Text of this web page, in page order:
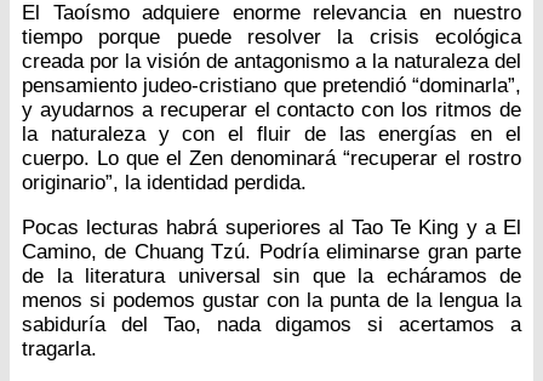
El Taoísmo adquiere enorme relevancia en nuestro
tiempo porque puede resolver la crisis ecológica
creada por la visión de antagonismo a la naturaleza del
pensamiento judeo-cristiano que pretendió “dominarla”,
y ayudarnos a recuperar el contacto con los ritmos de
la naturaleza y con el fluir de las energías en el
cuerpo. Lo que el Zen denominará “recuperar el rostro
originario”, la identidad perdida.
Pocas lecturas habrá superiores al Tao Te King y a El
Camino, de Chuang Tzú. Podría eliminarse gran parte
de la literatura universal sin que la echáramos de
menos si podemos gustar con la punta de la lengua la
sabiduría del Tao, nada digamos si acertamos a
tragarla.